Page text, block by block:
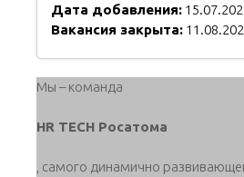
Дата добавления:
Вакансия закрыта:
Мы – команда
HR TECH Росатома
, самого динамично